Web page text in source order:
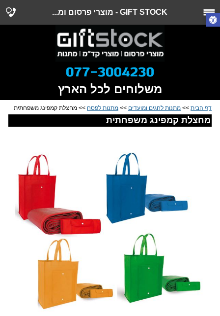
GIFT STOCK - מוצרי פרסום ומ...
משלוחים לכל הארץ
דף הבית >> מתנות לחגים ומועדים >> מתנות לפסח >> מחצלת קמפינג משפחתית
מחצלת קמפינג משפחתית